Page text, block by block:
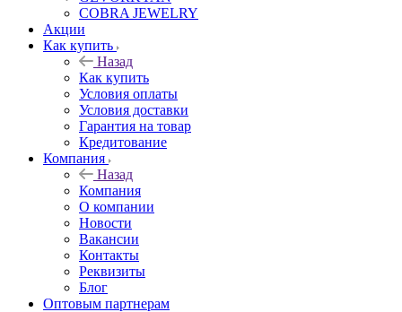
COBRA JEWELRY
Акции
Как купить
Назад
Как купить
Условия оплаты
Условия доставки
Гарантия на товар
Кредитование
Компания
Назад
Компания
О компании
Новости
Вакансии
Контакты
Реквизиты
Блог
Оптовым партнерам